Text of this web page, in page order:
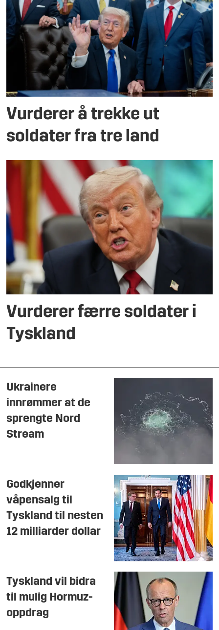
Vurderer å trekke ut
soldater fra tre land
Vurderer færre soldater i
Tyskland
Ukrainere
innrømmer at de
sprengte Nord
Stream
Godkjenner
våpensalg til
Tyskland til nesten
12 milliarder dollar
Tyskland vil bidra
til mulig Hormuz-
oppdrag